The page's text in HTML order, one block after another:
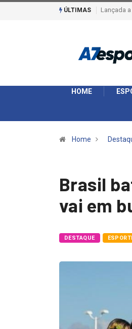
ÚLTIMAS Liga
HOME
Home
Brasil
vai em
DESTAQUE